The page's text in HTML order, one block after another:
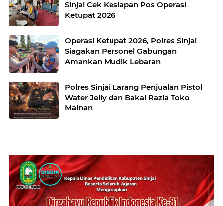
Sinjai Cek Kesiapan Pos Operasi
Ketupat 2026
Operasi Ketupat 2026, Polres Sinjai
Siagakan Personel Gabungan
Amankan Mudik Lebaran
Polres Sinjai Larang Penjualan Pistol
Water Jelly dan Bakal Razia Toko
Mainan